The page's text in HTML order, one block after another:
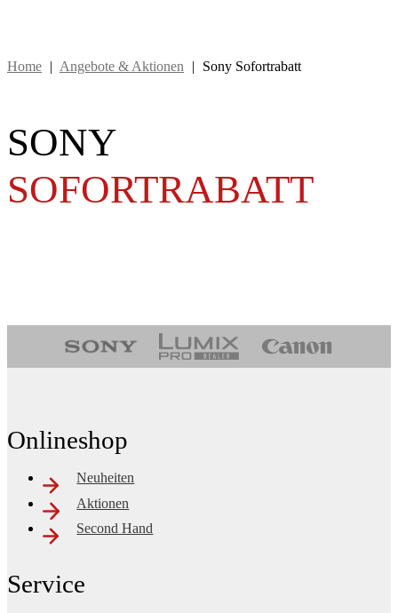
Home | Angebote & Aktionen | Sony Sofortrabatt
SONY
SOFORTRABATT
Onlineshop
Neuheiten
Aktionen
Second Hand
Service